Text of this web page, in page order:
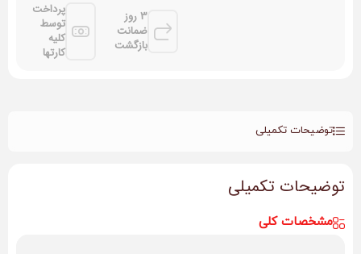
3 روز
ضمانت
بازگشت
پرداخت
توسط
کلیه
کارتها
توضیحات تکمیلی
توضیحات تکمیلی
مشخصات کلی